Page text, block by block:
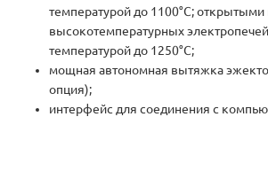
температурой до 1100°С; открытыми
высокотемпературных
температурой до 1250°С;
мощная автономная вытяжка
опция);
интерфейс для соединения с